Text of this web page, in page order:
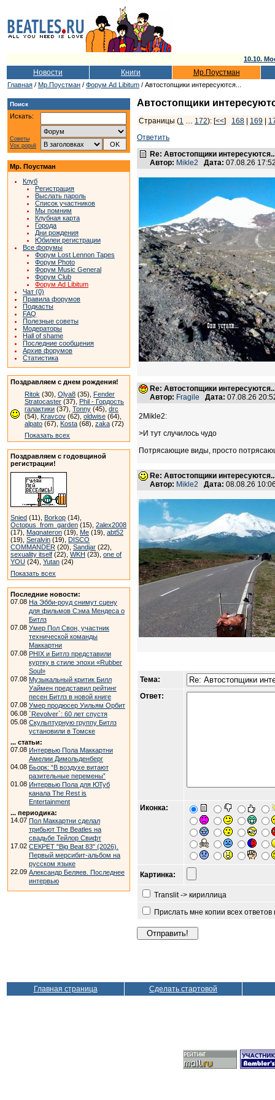
10.10.
Новости Книги Мр.Поустман
Главная / Мр.Поустман / Форум Ad Libitum / Автостопщики интересуются...
Поиск
Искать:
Советы
Vox populi
Мр. Поустман
Клуб
Регистрация
Выслать пароль
Список участников
Мы помним
Клубная карта
Города
Дни рождения
Юбилеи регистрации
Все форумы
Форум Lost Lennon Tapes
Форум Photo
Форум Music General
Форум Club
Форум Ad Libitum
Чат (0)
Правила форумов
Подкасты
FAQ
Полезные советы
Модераторы
Hall of shame
Последние сообщения
Архив форумов
Статистика
Поздравляем с днем рождения!
Ritok (30), Olya8 (35), Fender
Stratocaster (37), Phil - Гордость
галактики (37), Tonny (45), drc
(54), Kravcov (62), oldwise (64),
alpato (67), Kosta (68), zaka (72)
Показать всех
Поздравляем с годовщиной
регистрации!
Snied (11), Borkop (14),
Octopus_from_garden (15), 2alex2008
(17), Magnateron (19), Me (19), abt52
(19), Seralvin (19), DISCO
COMMANDER (20), Sandjar (22),
sexuality itself (22), WKH (23), one of
YOU (24), Yutan (24)
Показать всех
Последние новости:
07.08 На Эбби-роуд снимут сцену
для фильмов Сэма Мендеса о
Битлз
07.08 Умер Пол Свон, участник
технической команды
Маккартни
07.08 PHIX и Битлз представили
куртку в стиле эпохи «Rubber
Soul»
07.08 Музыкальный критик Билл
Уаймен представил рейтинг
песен Битлз в новой книге
07.08 Умер продюсер Уильям Орбит
06.08 `Revolver`: 60 лет спустя
05.08 Скульптурную группу Битлз
установили в Томске
... статьи:
07.08 Интервью Пола Маккартни
Амелии Димольденберг
04.08 Бьорк: “В воздухе витают
разительные перемены”
01.08 Интервью Пола для ЮТуб
канала The Rest is
Entertainment
... периодика:
14.07 Пол Маккартни сделал
трибьют The Beatles на
свадьбе Тейлор Свифт
17.02 СЕКРЕТ "Big Beat 83" (2026).
Первый мерсибит-альбом на
русском языке
22.09 Александр Беляев. Последнее
интервью
Автостопщики
Страницы (1 … 172): [<<] 168 169
Ответить
Re: Автостопщики
Автор: Mikle2 Дата: 07.08.26
Re: Автостопщики
Автор: Fragile Дата: 07.08.26
2Mikle2:
>И тут случилось чудо
Потрясающие виды, просто
Re: Автостопщики
Автор: Mikle2 Дата: 08.08.26
Тема:
Ответ:
Иконка:
Картинка:
Translit -> кириллица
Прислать мне копии всех
Главная страница Сделать стартовой